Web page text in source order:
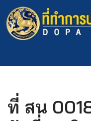
Skip
to
ที่ สน